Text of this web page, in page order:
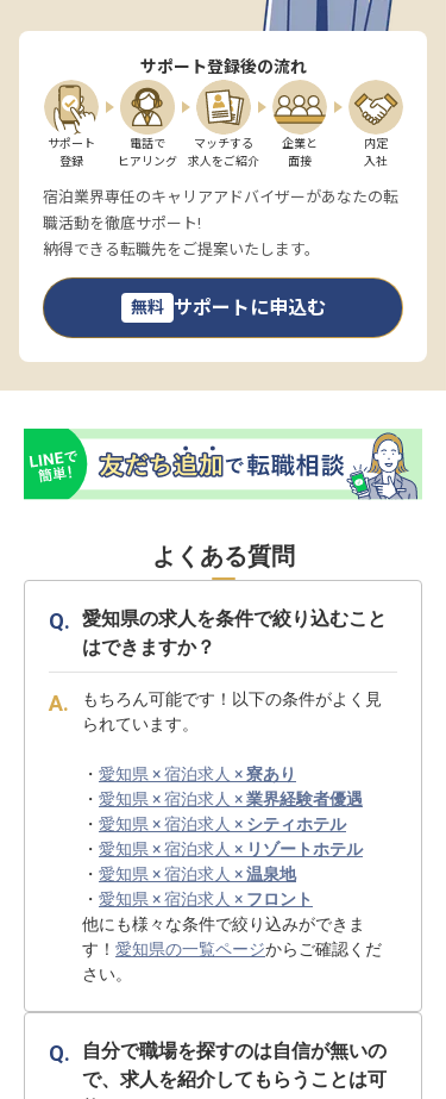
サポート登録後の流れ
サポート
登録
電話で
ヒアリング
マッチする
求人をご紹介
企業と
面接
内定
入社
宿泊業界専任のキャリアアドバイザーがあなたの転
職活動を徹底サポート!
納得できる転職先をご提案いたします。
無料 サポートに申込む
よくある質問
愛知県の求人を条件で絞り込むこと
はできますか？
もちろん可能です！以下の条件がよく見
られています。
・ 愛知県 × 宿泊求人 ×寮あり
・ 愛知県 × 宿泊求人 ×業界経験者優遇
・ 愛知県 × 宿泊求人 × シティホテル
・ 愛知県 × 宿泊求人 × リゾートホテル
・ 愛知県 × 宿泊求人 ×温泉地
・ 愛知県 × 宿泊求人 × フロント
他にも様々な条件で絞り込みができま
す！ 愛知県の一覧ページからご確認くだ
さい。
自分で職場を探すのは自信が無いの
で、求人を紹介してもらうことは可